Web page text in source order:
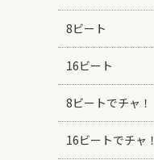
8ビート
16ビート
8ビートでチャ！
16ビートでチャ！